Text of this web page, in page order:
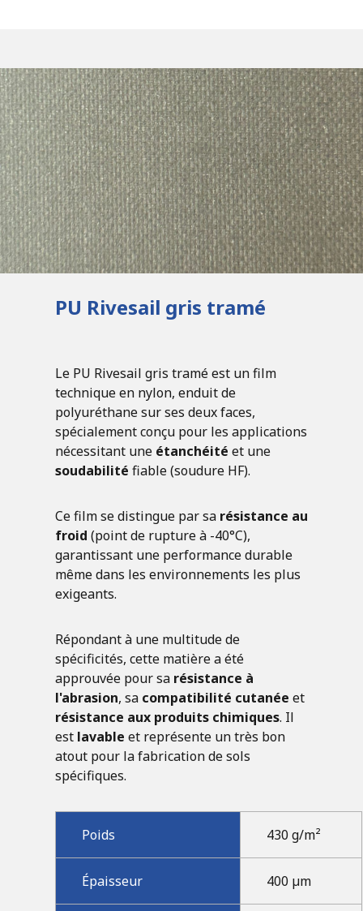
PU Rivesail gris tramé
Le PU Rivesail gris tramé est un film
technique en nylon, enduit de
polyuréthane sur ses deux faces,
spécialement conçu pour les applications
nécessitant une étanchéité et une
soudabilité fiable (soudure HF).
Ce film se distingue par sa résistance au
froid (point de rupture à -40°C),
garantissant une performance durable
même dans les environnements les plus
exigeants.
Répondant à une multitude de
spécificités, cette matière a été
approuvée pour sa résistance à
l'abrasion, sa compatibilité cutanée et
résistance aux produits chimiques. Il
est lavable et représente un très bon
atout pour la fabrication de sols
spécifiques.
Poids 430 g/m²
Épaisseur 400 µm